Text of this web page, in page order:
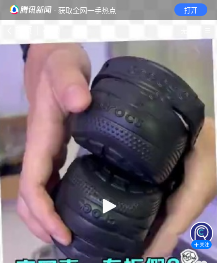
· 获取全网一手热点 打开
关注